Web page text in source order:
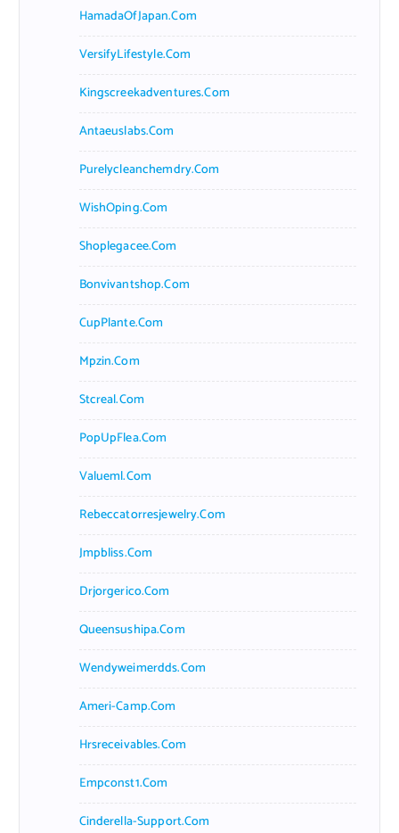
HamadaOfJapan.com
VersifyLifestyle.com
Kingscreekadventures.com
Antaeuslabs.com
Purelycleanchemdry.com
WishOping.com
Shoplegacee.com
Bonvivantshop.com
CupPlante.com
Mpzin.com
Stcreal.com
PopUpFlea.com
Valueml.com
Rebeccatorresjewelry.com
Jmpbliss.com
Drjorgerico.com
Queensushipa.com
Wendyweimerdds.com
Ameri-Camp.com
Hrsreceivables.com
Empconst1.com
Cinderella-Support.com